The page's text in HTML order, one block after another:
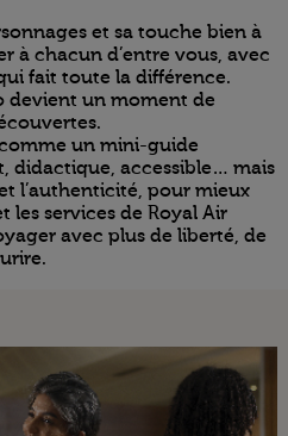
et sa touche bien à
à chacun d’entre vous, avec
fait toute la différence.
devient un moment de
un mini-guide
didactique, accessible… mais
l’authenticité, pour mieux
les services de Royal Air
avec plus de liberté, de